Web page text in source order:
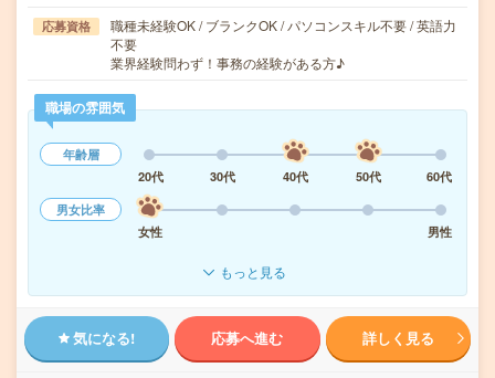
応募資格
職種未経験OK / ブランクOK / パソコンスキル不要 / 英語力
不要
業界経験問わず！事務の経験がある方♪
職場の雰囲気
年齢層
20代
30代 40代 50代
60代
男女比率
女性
男性
もっと見る
気になる! 応募へ進む 詳しく見る